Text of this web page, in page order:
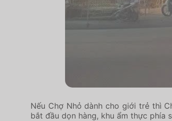
Nếu Chợ Nhỏ dành cho giới trẻ thì
bắt đầu dọn hàng, khu ẩm thực phía